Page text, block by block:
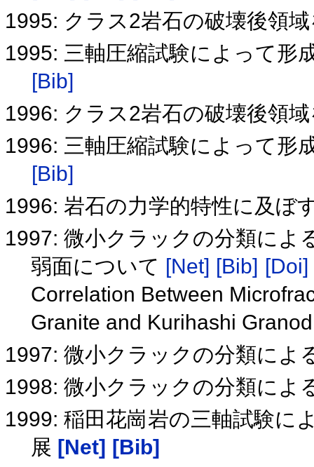
1995: クラス2岩石の破壊後領
1995: 三軸圧縮試験によって
[Bib]
1996: クラス2岩石の破壊後領
1996: 三軸圧縮試験によって
[Bib]
1996: 岩石の力学的特性に及ぼ
1997: 微小クラックの分類によ
弱面について [Net] [Bib] [Doi]
Correlation Between
Granite and Kurihashi
1997: 微小クラックの分類によ
1998: 微小クラックの分類によ
1999: 稲田花崗岩の三軸試験に
展 [Net] [Bib]